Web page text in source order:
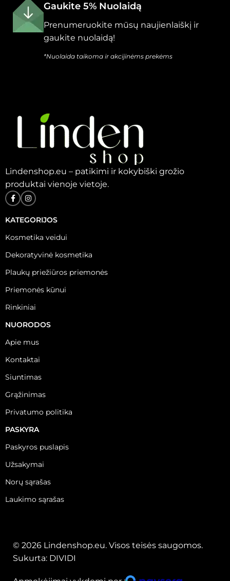
Gaukite 5% Nuolaidą
Prenumeruokite mūsų naujienlaiškį ir
gaukite nuolaidą!
*Nuolaida taikoma ir akcijinėms prekėms
Lindenshop.eu – patikimi ir kokybiški grožio
produktai vienoje vietoje.
KATEGORIJOS
Kosmetika veidui
Dekoratyvinė kosmetika
Plaukų priežiūros priemonės
Priemonės kūnui
Rinkiniai
NUORODOS
Apie mus
Kontaktai
Siuntimas
Grąžinimas
Privatumo politika
PASKYRA
Paskyros puslapis
Užsakymai
Norų sąrašas
Laukimo sąrašas
© 2026 Lindenshop.eu. Visos teisės saugomos.
Sukurta: DIVIDI